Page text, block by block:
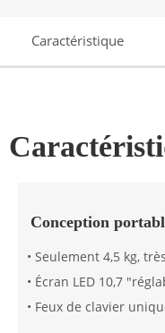
Caractéristique
Conception
• Seulement 4,5 kg,
• Écran LED 10,7
• Feux de clavier